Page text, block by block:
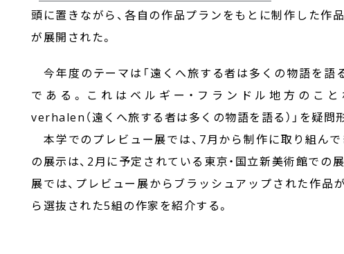
頭に置きながら、各自の作品プランをもとに制作した作
が展開された。
今年度のテーマは「遠くへ旅する者は多くの物語を
である。これはベルギー・フランドル地方のこ
verhalen（遠くへ旅する者は多くの物語を語る）」を疑問
本学でのプレビュー展では、7月から制作に取り組ん
の展示は、2月に予定されている東京・国立新美術館での
展では、プレビュー展からブラッシュアップされた作品
ら選抜された5組の作家を紹介する。